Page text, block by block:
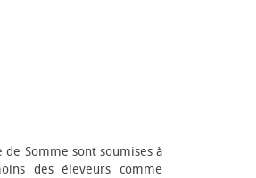
de Somme sont soumises à
des éleveurs comme